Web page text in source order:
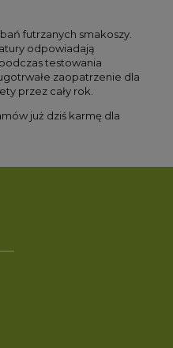
futrzanych smakoszy.
odpowiadają
testowania
zaopatrzenie dla
przez cały rok.
już dziś karmę dla